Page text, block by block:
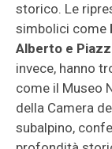
storico. Le
simbolici come
Alberto e
invece, hanno
come il Museo
della Camera
subalpino,